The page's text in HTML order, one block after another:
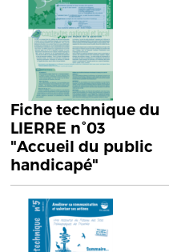
Fiche technique du
LIERRE n°03
"Accueil du public
handicapé"